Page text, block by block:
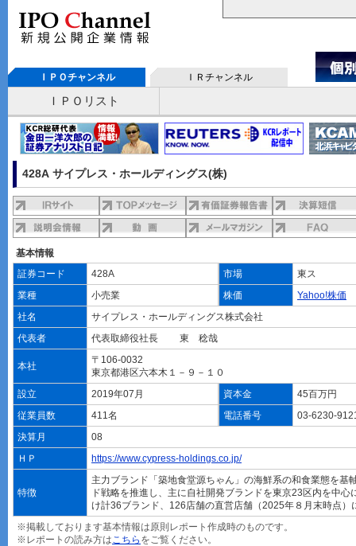
ＩＰＯチャンネル ＩＲチャンネル
ＩＰＯリスト
428A サイプレス・ホールディングス(株)
基本情報
証券コード
428A 市場
東ス
業種
小売業 株価
Yahoo!株価
社名
サイプレス・ホールディングス株式会社
代表者
代表取締役社長 東 稔哉
本社
〒106-0032
東京都港区六本木１－９－１０
設立
2019年07月 資本金
45百万円
従業員数
411名 電話番号
03-6230-
決算月
08
ＨＰ
https://www.cypress-holdings.co.jp/
特徴
主力ブランド「築地食堂源ちゃん」の海鮮系の和食業態を基
ド戦略を推進し、主に自社開発ブランドを東京23区内を中心
け計36ブランド、126店舗の直営店舗（2025年８月末時点）
※掲載しております基本情報は原則レポート作成時のものです。
※レポートの読み方はこちら をご覧ください。